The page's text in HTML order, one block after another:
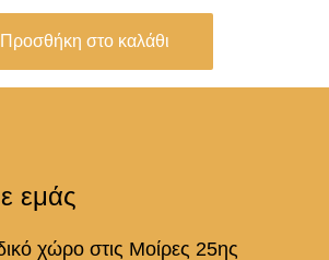
Προσθήκη στο καλάθι
εμάς
χώρο στις Μοίρες 25ης